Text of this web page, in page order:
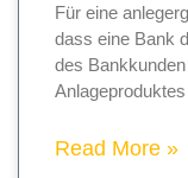
Für eine
dass eine Bank
des
Read More »